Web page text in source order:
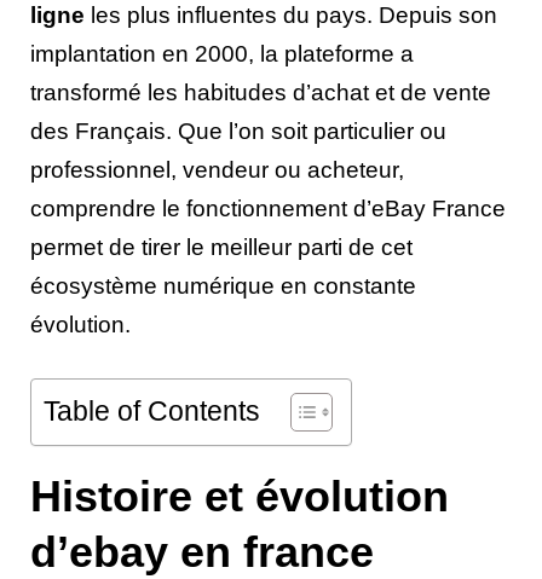
ligne les plus influentes du pays. Depuis son
implantation en 2000, la plateforme a
transformé les habitudes d’achat et de vente
des Français. Que l’on soit particulier ou
professionnel, vendeur ou acheteur,
comprendre le fonctionnement d’eBay France
permet de tirer le meilleur parti de cet
écosystème numérique en constante
évolution.
Table of Contents
Histoire et évolution
d’ebay en france